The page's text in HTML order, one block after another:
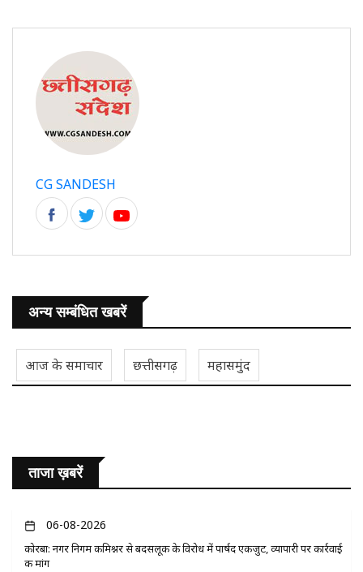
CG SANDESH
अन्य सम्बंधित खबरें
आज के समाचार छत्तीसगढ़ महासमुंद
ताजा ख़बरें
06-08-2026
कोरबा: नगर निगम कमिश्नर से बदसलूकी के विरोध में पार्षद एकजुट, व्यापारी पर कार्रवाई
की मांग